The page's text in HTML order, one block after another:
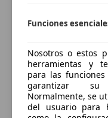
Funciones
Nosotros o estos
herramientas y
para las
garantizar su
Normalmente, se
del usuario para